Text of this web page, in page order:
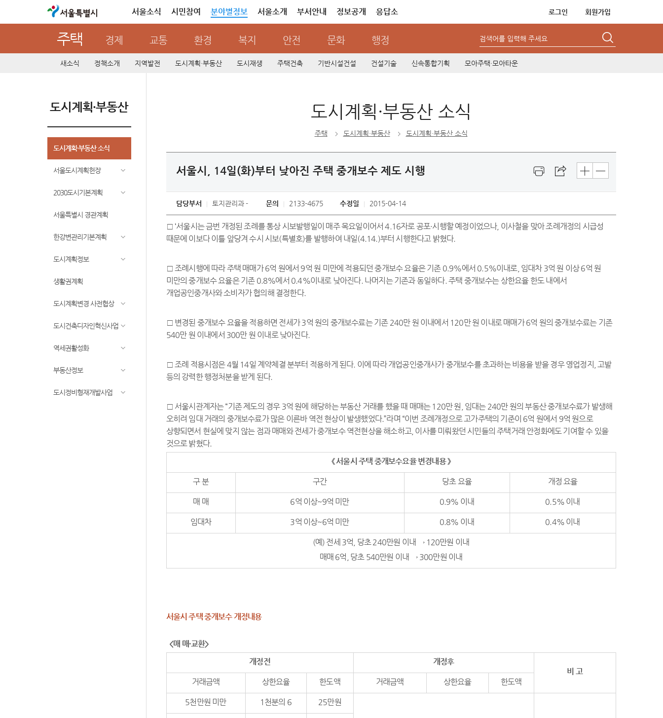
서울특별시 서울소식 시민참여 분야별정보 서울소개 부서안내 정보공개 응답소 로그인 회원가입
주택 경제 교통 환경 복지 안전 문화 행정 검색어를 입력해 주세요
새소식 정책소개 지역발전 도시계획·부동산 도시재생 주택건축 기반시설건설 건설기술 신속통합기획 모아주택·모아타운
도시계획·부동산
도시계획·부동산 소식
서울도시계획헌장
2030도시기본계획
서울특별시 경관계획
한강변관리기본계획
도시계획정보
생활권계획
도시계획변경 사전협상
도시건축디자인혁신사업
역세권활성화
부동산정보
도시정비형재개발사업
도시계획·부동산 소식
주택 도시계획·부동산 도시계획·부동산 소식
서울시, 14일(화)부터 낮아진 주택 중개보수 제도 시행
담당부서 토지관리과 문의 2133-4675 수정일 2015-04-14
□ ‘서울시는 금번 개정된 조례를 통상 시보발행일이 매주 목요일이어서 4.16자로 공포·시행할 예정이었으나, 이사철을 맞아 조례개정의 시급성
때문에 이보다 이틀 앞당겨 수시 시보(특별호)를 발행하여 내일(4.14.)부터 시행한다고 밝혔다.
□ 조례시행에 따라 주택 매매가 6억 원에서 9억 원 미만에 적용되던 중개보수 요율은 기존 0.9%에서 0.5%이내로, 임대차 3억 원 이상 6억 원
미만의 중개보수 요율은 기존 0.8%에서 0.4%이내로 낮아진다. 나머지는 기존과 동일하다. 주택 중개보수는 상한요율 한도 내에서
개업공인중개사와 소비자가 협의해 결정한다.
□ 변경된 중개보수 요율을 적용하면 전세가 3억 원의 중개보수료는 기존 240만 원 이내에서 120만 원 이내로 매매가 6억 원의 중개보수료는 기존
540만 원 이내에서 300만 원 이내로 낮아진다.
□ 조례 적용시점은 4월 14일 계약체결 분부터 적용하게 된다. 이에 따라 개업공인중개사가 중개보수를 초과하는 비용을 받을 경우 영업정지, 고발
등의 강력한 행정처분을 받게 된다.
□ 서울시관계자는 “기존 제도의 경우 3억 원에 해당하는 부동산 거래를 했을 때 매매는 120만 원, 임대는 240만 원의 부동산 중개보수료가 발생해
오히려 임대 거래의 중개보수료가 많은 이른바 역전 현상이 발생했었다.”라며 “이번 조례개정으로 고가주택의 기준이 6억 원에서 9억 원으로
상향되면서 현실에 맞지 않는 점과 매매와 전세가 중개보수 역전현상을 해소하고, 이사를 미뤄왔던 시민들의 주택거래 안정화에도 기여할 수 있을
것으로 밝혔다.
《서울시 주택 중개보수요율 변경내용》
구 분 구간 당초 요율 개정 요율
매 매 6억 이상~9억 미만 0.9% 이내 0.5% 이내
임대차 3억 이상~6억 미만 0.8% 이내 0.4% 이내
(예) 전세 3억, 당초 240만원 이내 → 120만원 이내
매매 6억, 당초 540만원 이내 → 300만원 이내
서울시 주택 중개보수 개정내용
<매 매·교환>
개정전
개정후
비 고
거래금액
상한요율 한도액 거래금액 상한요율 한도액
5천만원 미만 1천분의 6 25만원